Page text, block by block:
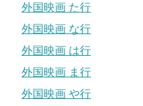
外国映画 た行
外国映画 な行
外国映画 は行
外国映画 ま行
外国映画 や行